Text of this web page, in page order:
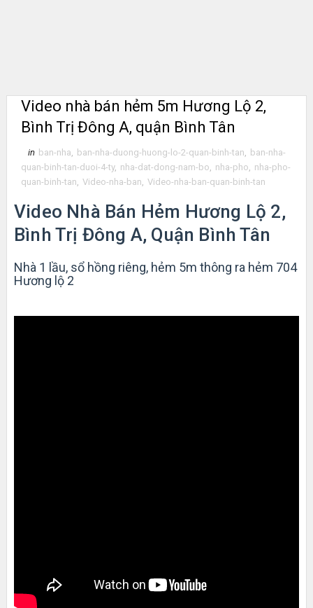
Video nhà bán hẻm 5m Hương Lộ 2,
Bình Trị Đông A, quận Bình Tân
in ban-nha, ban-nha-duong-huong-lo-2-quan-binh-tan, ban-nha-
quan-binh-tan-duoi-4-ty, nha-dat-dong-nam-bo, nha-pho, nha-pho-
quan-binh-tan, Video-nha-ban, Video-nha-ban-quan-binh-tan
Video Nhà Bán Hẻm Hương Lộ 2,
Bình Trị Đông A, Quận Bình Tân
Nhà 1 lầu, sổ hồng riêng, hẻm 5m thông ra hẻm 704
Hương lộ 2